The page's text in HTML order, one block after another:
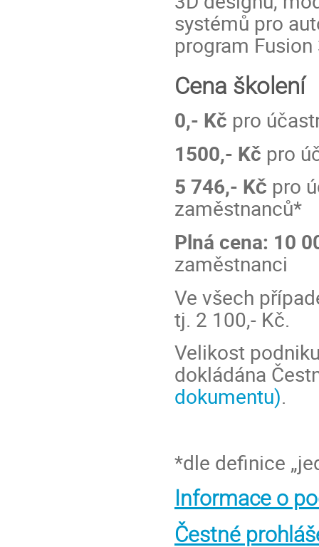
systémů pro
program
Cena školení
0,- Kč pro
1500,- Kč pro
5 746,- Kč pro
zaměstnanců*
Plná cena: 10
zaměstnanci
Ve všech
tj. 2 100,- Kč.
Velikost
dokládána
dokumentu).
*dle definice
Informace o
Čestné